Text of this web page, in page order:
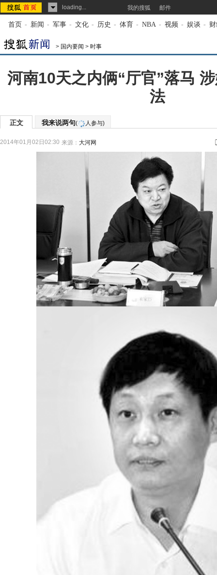
loading... 我的搜狐 邮件
首页 - 新闻 - 军事 - 文化 - 历史 - 体育 - NBA - 视频 - 娱谈 -
> 国内要闻 > 时事
河南10天之内俩“厅官”落马
法
正文 我来说两句( 人参与)
2014年01月02日02:30 来源： 大河网